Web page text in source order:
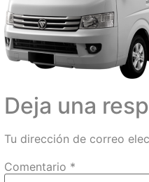
Deja una
Tu dirección de correo
Comentario *